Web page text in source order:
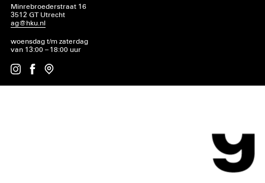
Minrebroederstraat 16
3512 GT Utrecht
ag@hku.nl
woensdag t/m zaterdag
van 13:00 – 18:00 uur